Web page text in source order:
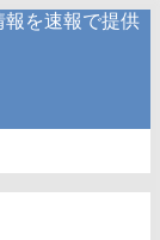
報を速報で提供